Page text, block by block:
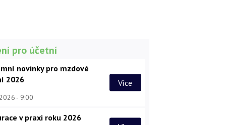
pro účetní
novinky pro mzdové
2026
9:00
Více
v praxi roku 2026